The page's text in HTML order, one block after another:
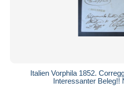
Italien Vorphila 1852.
Interessanter Beleg!!